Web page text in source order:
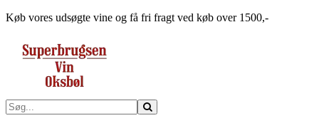
Køb vores udsøgte vine og få fri fragt ved køb over 1500,-